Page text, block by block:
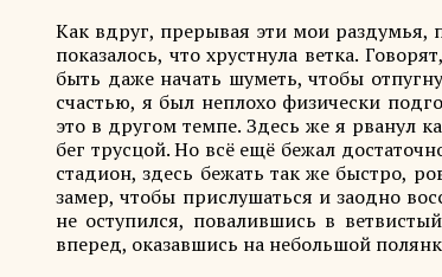
Как вдруг, прерывая эти мои
показалось, что хрустнула ветка.
быть даже начать шуметь, чтобы
счастью, я был неплохо физически
это в другом темпе. Здесь же я рванул
бег трусцой. Но всё ещё бежал
стадион, здесь бежать так же быстро,
замер, чтобы прислушаться и заодно
не оступился, повалившись в
вперед, оказавшись на небольшой